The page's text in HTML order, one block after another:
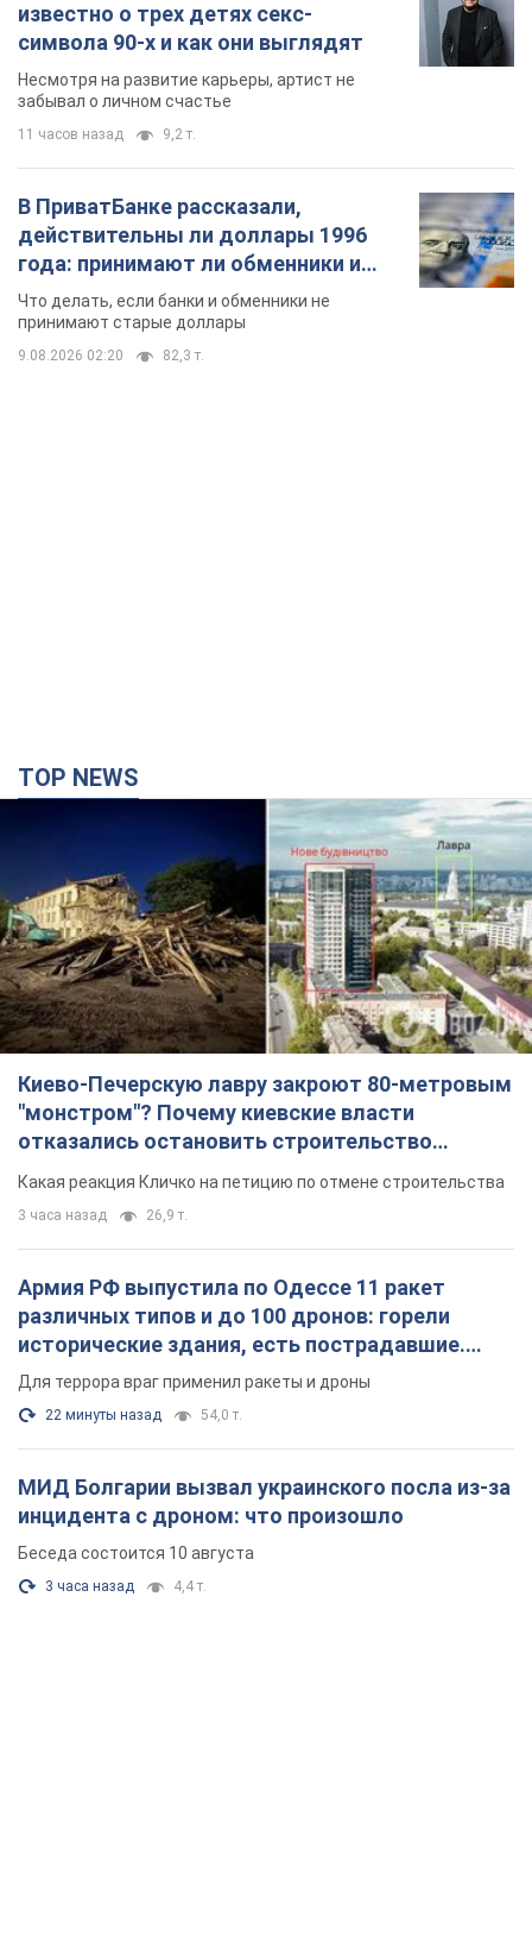
известно о трех детях секс-
символа 90-х и как они выглядят
Несмотря на развитие карьеры, артист не
забывал о личном счастье
11 часов назад 9,2 т.
В ПриватБанке рассказали,
действительны ли доллары 1996
года: принимают ли обменники и
банки такие купюры
Что делать, если банки и обменники не
принимают старые доллары
9.08.2026 02:20 82,3 т.
TOP NEWS
Киево-Печерскую лавру закроют 80-метровым
"монстром"? Почему киевские власти
отказались остановить строительство
небоскреба "московского верующего"
Какая реакция Кличко на петицию по отмене строительства
3 часа назад 26,9 т.
Армия РФ выпустила по Одессе 11 ракет
различных типов и до 100 дронов: горели
исторические здания, есть пострадавшие.
Фото и видео
Для террора враг применил ракеты и дроны
22 минуты назад 54,0 т.
МИД Болгарии вызвал украинского посла из-за
инцидента с дроном: что произошло
Беседа состоится 10 августа
3 часа назад 4,4 т.